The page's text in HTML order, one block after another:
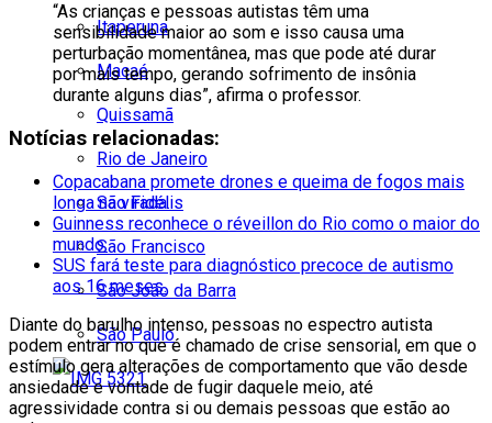
Itaperuna
Macaé
Quissamã
Rio de Janeiro
São Fidélis
São Francisco
São João da Barra
São Paulo
“As crianças e pessoas autistas têm uma
sensibilidade maior ao som e isso causa uma
perturbação momentânea, mas que pode até durar
por mais tempo, gerando sofrimento de insônia
durante alguns dias”, afirma o professor.
Notícias relacionadas:
Copacabana promete drones e queima de fogos mais
longa na virada.
Guinness reconhece o réveillon do Rio como o maior do
mundo.
SUS fará teste para diagnóstico precoce de autismo
aos 16 meses.
Diante do barulho intenso, pessoas no espectro autista
podem entrar no que é chamado de crise sensorial, em que o
estímulo gera alterações de comportamento que vão desde
ansiedade e vontade de fugir daquele meio, até
agressividade contra si ou demais pessoas que estão ao